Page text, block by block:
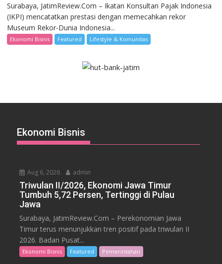
Surabaya, JatimReview.Com – Ikatan Konsultan Pajak Indonesia
(IKPI) mencatatkan prestasi dengan memecahkan rekor
Museum Rekor-Dunia Indonesia...
Ekonomi Bisnis Featured Lifestyle & Komunitas
Ekonomi Bisnis
Aug 6, 2026 admin
Triwulan II/2026, Ekonomi Jawa Timur
Tumbuh 5,72 Persen, Tertinggi di Pulau
Jawa
Surabaya, JatimReview.Com – Perekonomian Jawa
Timur terus menunjukkan tren positif pada triwulan II
2026. Badan Pusat...
Ekonomi Bisnis Featured Pemerintahan